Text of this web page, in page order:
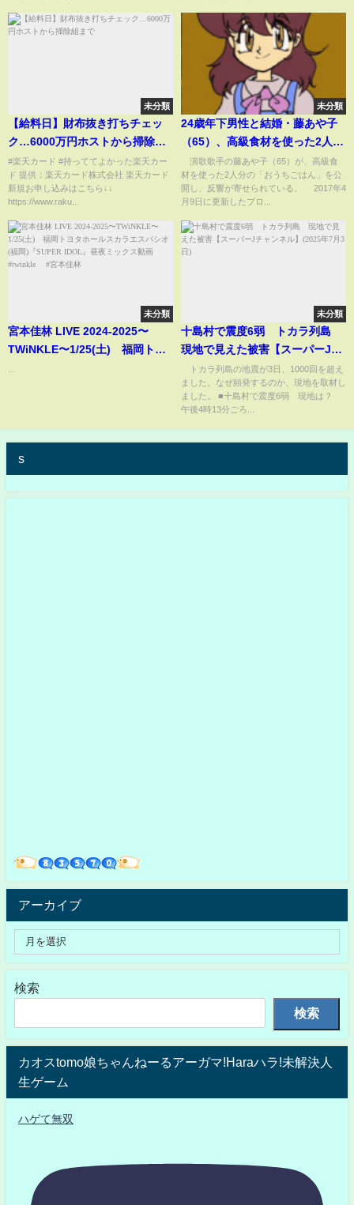
未分類
【給料日】財布抜き打ちチェッ
ク…6000万円ホストから掃除組
まで
#楽天カード #持っててよかった楽天カー
ド 提供：楽天カード株式会社 楽天カード
新規お申し込みはこちら↓↓
https://www.raku...
未分類
24歳年下男性と結婚・藤あや子
（65）、高級食材を使った2人分
の“おうちごはん”披露(ABEMA
TIMES)
演歌歌手の藤あや子（65）が、高級食
材を使った2人分の「おうちごはん」を公
開し、反響が寄せられている。 2017年4
月9日に更新したブロ...
未分類
宮本佳林 LIVE 2024-2025〜
TWiNKLE〜1/25(土) 福岡トヨ
未分類
十島村で震度6弱 トカラ列島
現地で見えた被害【スーパーJチ
ャンネル】(2025年7月3日)
トカラ列島の地震が3日、1000回を超え
ました。なぜ頻発するのか、現地を取材し
ました。 ■十島村で震度6弱 現地は？
午後4時13分ごろ...
s
アーカイブ
検索
検索
カオスtomo娘ちゃんねーるアーガマ!Haraハラ!未解決人
生ゲーム
ハゲて無双